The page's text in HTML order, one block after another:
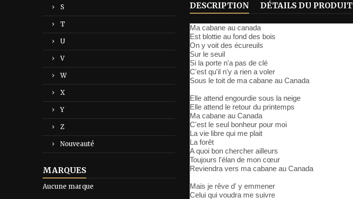
S
T
U
V
W
X
Y
Z
Nouveauté
MARQUES
Aucune marque
DESCRIPTION DÉTAILS DU PRODUIT
Ma cabane au canada
Est blottie au fond des bois
On y voit des écureuils
Sur le seuil
Si la porte n'a pas de clé
C'est qu'il n'y a rien a voler
Sous le toit de ma cabane au Canada
Elle attend engourdie sous la neige
Elle attend le retour du printemps
Ma cabane au Canada
C'est le seul bonheur pour moi
La vie libre qui me plait
La forêt
A quoi bon chercher ailleurs
Toujours l'élan de mon cœur
Reviendra vers ma cabane au Canada
Mais je rêve d' y emmener
Celui qui voudra me suivre